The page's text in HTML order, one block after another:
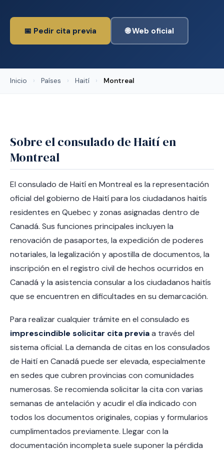
📅 Pedir cita previa 🌐 Web oficial
Inicio › Países › Haití › Montreal
Sobre el consulado de Haití en
Montreal
El consulado de Haití en Montreal es la representación
oficial del gobierno de Haití para los ciudadanos haitís
residentes en Quebec y zonas asignadas dentro de
Canadá. Sus funciones principales incluyen la
renovación de pasaportes, la expedición de poderes
notariales, la legalización y apostilla de documentos, la
inscripción en el registro civil de hechos ocurridos en
Canadá y la asistencia consular a los ciudadanos haitís
que se encuentren en dificultades en su demarcación.
Para realizar cualquier trámite en el consulado es
imprescindible solicitar cita previaa través del
sistema oficial. La demanda de citas en los consulados
de Haití en Canadá puede ser elevada, especialmente
en sedes que cubren provincias con comunidades
numerosas. Se recomienda solicitar la cita con varias
semanas de antelación y acudir el día indicado con
todos los documentos originales, copias y formularios
cumplimentados previamente. Llegar con la
documentación incompleta suele suponer la pérdida